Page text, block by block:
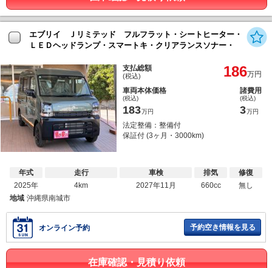
エブリイ Ｊリミテッド フルフラット・シートヒーター・
ＬＥＤヘッドランプ・スマートキ・クリアランスソナー・
支払総額
(税込) 186万円
車両本体価格
(税込)
183万円
諸費用
(税込)
3万円
法定整備：整備付
保証付 (3ヶ月・3000km)
年式
2025年
走行
4km
車検
2027年11月
排気
660cc
修復
無し
地域 沖縄県南城市
オンライン予約 予約空き情報を見る
在庫確認・見積り依頼